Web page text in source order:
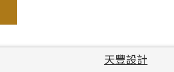
(11)
天豐設計